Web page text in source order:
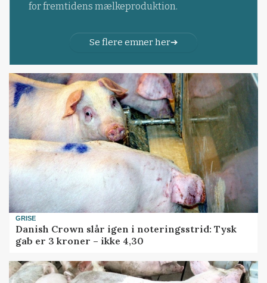
for fremtidens mælkeproduktion.
Se flere emner her
GRISE
Danish Crown slår igen i noteringsstrid: Tysk
gab er 3 kroner – ikke 4,30